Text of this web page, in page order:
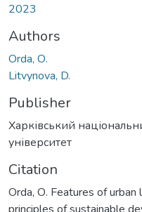
2023
Authors
Оrda, О.
Litvynova, D.
Publisher
Харківський
університет
Citation
Оrda, О. Features of urban